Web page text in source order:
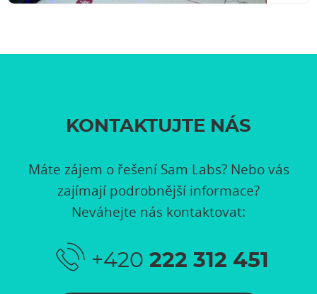
KONTAKTUJTE NÁS
Máte zájem o řešení Sam Labs? Nebo vás
zajímají podrobnější informace?
Neváhejte nás kontaktovat:
+420 222 312 451